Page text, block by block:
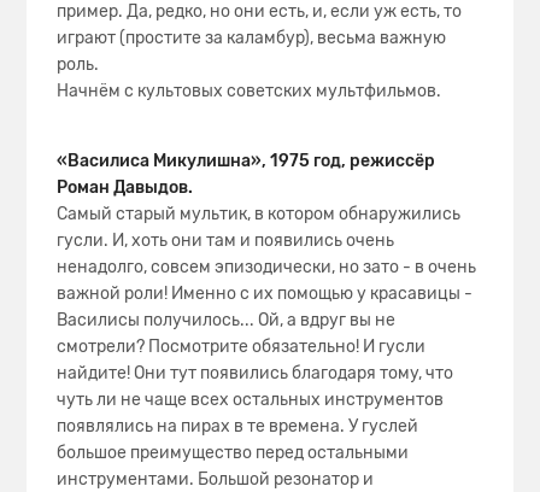
пример. Да, редко, но они есть, и, если уж есть, то
играют (простите за каламбур), весьма важную
роль.
Начнём с культовых советских мультфильмов.
«Василиса Микулишна», 1975 год, режиссёр
Роман Давыдов.
Самый старый мультик, в котором обнаружились
гусли. И, хоть они там и появились очень
ненадолго, совсем эпизодически, но зато - в очень
важной роли! Именно с их помощью у красавицы -
Василисы получилось... Ой, а вдруг вы не
смотрели? Посмотрите обязательно! И гусли
найдите! Они тут появились благодаря тому, что
чуть ли не чаще всех остальных инструментов
появлялись на пирах в те времена. У гуслей
большое преимущество перед остальными
инструментами. Большой резонатор и